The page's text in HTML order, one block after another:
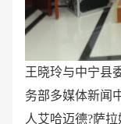
王晓玲与中宁县
务部多媒体新闻
人艾哈迈德?萨